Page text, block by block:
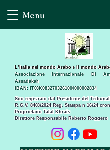
Menu
Sito registrato dal Presidente del
R.G.V. 8468\2024 Reg. Stampa n 16\24
Proprietario Talal Khrais
Direttore Responsabile Roberto Roggero
L’Italia nel mondo Arabo e il mondo
Associazione Internazionale Di
Assadakah
IBAN: IT03K0832703261000000002834